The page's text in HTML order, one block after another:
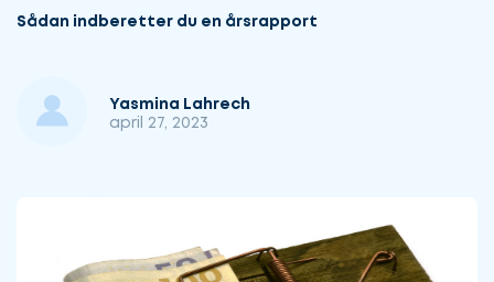
Sådan indberetter du en årsrapport
Yasmina Lahrech
april 27, 2023